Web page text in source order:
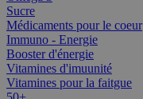
Sucre
Médicaments pour le coeur
Immuno - Energie
Booster d'énergie
Vitamines d'imuunité
Vitamines pour la faitgue